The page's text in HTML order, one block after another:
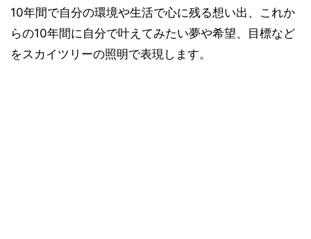
10年間で自分の環境や生活で心に残る想い出、これか
らの10年間に自分で叶えてみたい夢や希望、目標など
をスカイツリーの照明で表現します。